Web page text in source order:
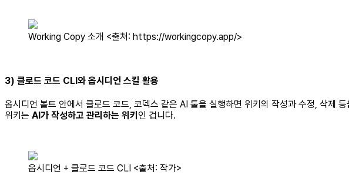
Working Copy 소개 <출처: https://workingcopy.app/>
3) 클로드 코드 CLI와 옵시디언 스킬 활용
옵시디언 볼트 안에서 클로드 코드, 코덱스 같은 AI 툴을 실행하면 위키의 작성과 수정, 삭제
위키는 AI가 작성하고 관리하는 위키 인 겁니다.
옵시디언 + 클로드 코드 CLI <출처: 작가>